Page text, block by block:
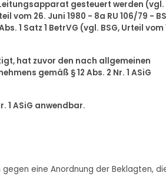
gesteuert werden (vgl.
vom 26. Juni 1980 - 8a RU 106/79 -
1 Satz 1 BetrVG (vgl. BSG, Urteil vom
hat zuvor den nach allgemeinen
gemäß § 12 Abs. 2 Nr. 1 ASiG
1 ASiG anwendbar.
eine Anordnung der Beklagten,